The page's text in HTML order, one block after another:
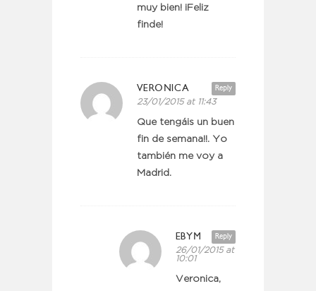
muy bien! ¡Feliz
finde!
Reply
VERONICA
23/01/2015 at 11:43
Que tengáis un buen
fin de semana!!. Yo
también me voy a
Madrid.
Reply
EBYM
26/01/2015 at
10:01
Veronica,